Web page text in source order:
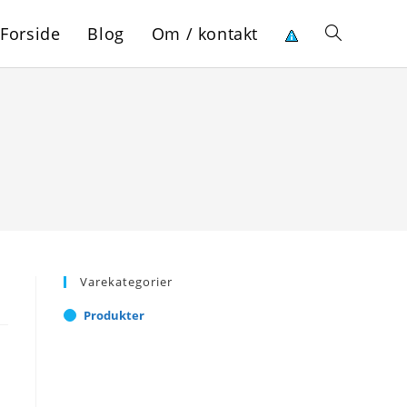
Forside Blog Om / kontakt Toggle
Varekategorier
Produkter